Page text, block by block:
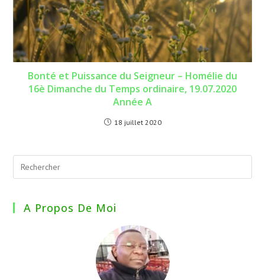
Bonté et Puissance du Seigneur – Homélie du
16è Dimanche du Temps ordinaire, 19.07.2020
Année A
18 juillet 2020
A Propos De Moi